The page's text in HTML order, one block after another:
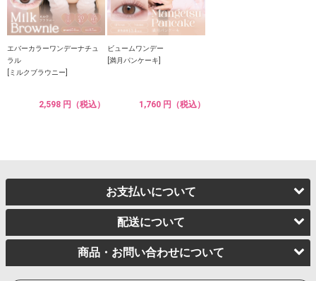
エバーカラーワンデーナチュ
ラル
[ミルクブラウニー]
2,598 円（税込）
ビュームワンデー
[満月パンケーキ]
1,760 円（税込）
お支払いについて
配送について
商品・お問い合わせについて